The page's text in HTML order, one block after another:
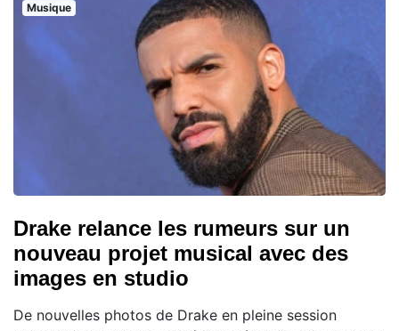
Musique
Drake relance les rumeurs sur un
nouveau projet musical avec des
images en studio
De nouvelles photos de Drake en pleine session